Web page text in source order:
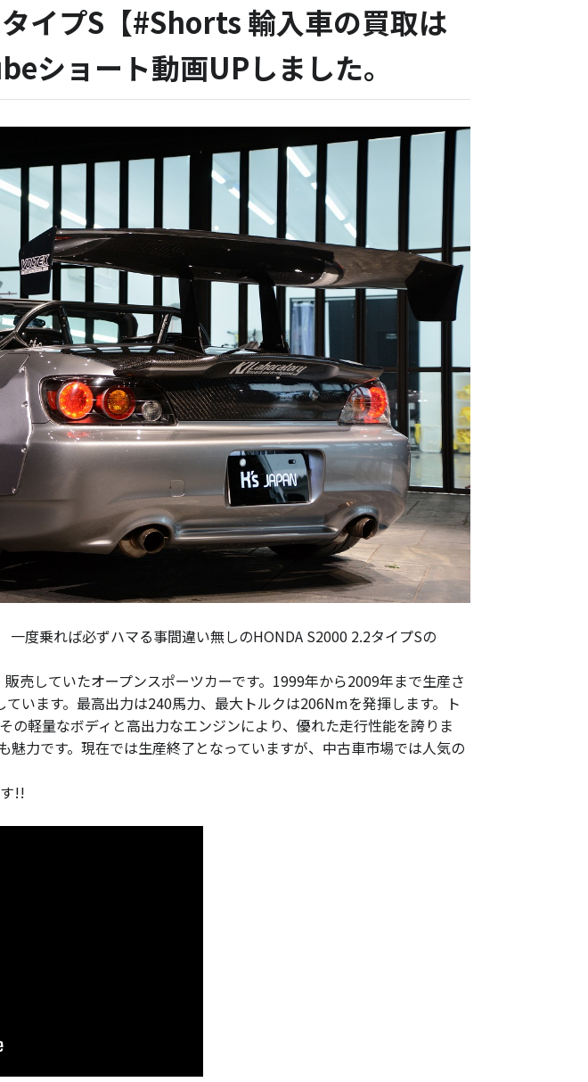
イプS【#Shorts 輸入車の買取は
ショート動画UPしました。
度乗れば必ずハマる事間違い無しのHONDA S2000 2.2タイプSの
売していたオープンスポーツカーです。1999年から2009年まで生産さ
います。最高出力は240馬力、最大トルクは206Nmを発揮します。ト
の軽量なボディと高出力なエンジンにより、優れた走行性能を誇りま
魅力です。現在では生産終了となっていますが、中古車市場では人気の
!!